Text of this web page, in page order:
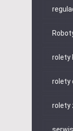
rolety
rolety
rolety